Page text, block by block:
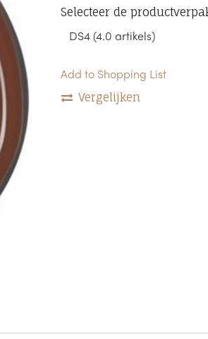
Selecteer de
Add to Shopping List
Vergelijken